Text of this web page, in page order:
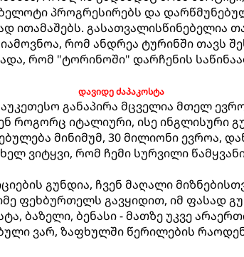
პროგრესირებს და
ითამაშებს. გასათვალისწინებელია
რომ ანდრეა ტურინში თავს
რომ "ტორინოში" დარჩენის
დავიდე ძაპაკოსტა
განაპირა მცველია მთელ
როგორც იტალიური, ისე ინგლისური
მინიმუმ, 30 მილიონი ევროა,
ვიტყვი, რომ ჩემი სურვილი
გუნდია, ჩვენ მაღალი
ფეხბურთელს გავყიდით, იმ ფასად
ბაზელი, ბენასი - მათზე უკვე
ვარ, ზაფხულში წერილების